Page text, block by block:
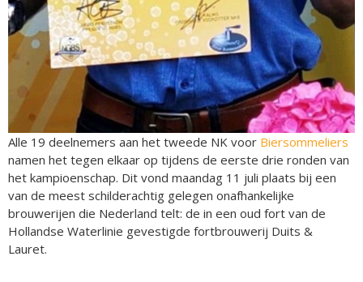
Alle 19 deelnemers aan het tweede NK voor Biersommeliers
namen het tegen elkaar op tijdens de eerste drie ronden van
het kampioenschap. Dit vond maandag 11 juli plaats bij een
van de meest schilderachtig gelegen onafhankelijke
brouwerijen die Nederland telt: de in een oud fort van de
Hollandse Waterlinie gevestigde fortbrouwerij Duits &
Lauret.